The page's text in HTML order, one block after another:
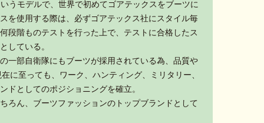
うモデルで、世界で初めてゴアテックスをブーツに
を使用する際は、必ずゴアテックス社にスタイル毎
段階ものテストを行った上で、テストに合格したス
している。
一部自衛隊にもブーツが採用されている為、品質や
に至っても、ワーク、ハンティング、ミリタリー、
ドとしてのポジショニングを確立。
ろん、ブーツファッションのトップブランドとして